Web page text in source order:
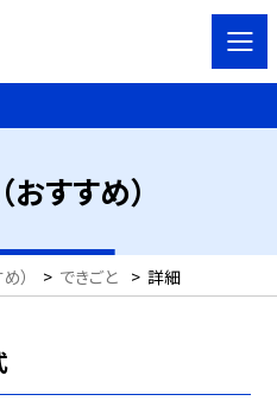
すすめ）
） > できごと > 詳細